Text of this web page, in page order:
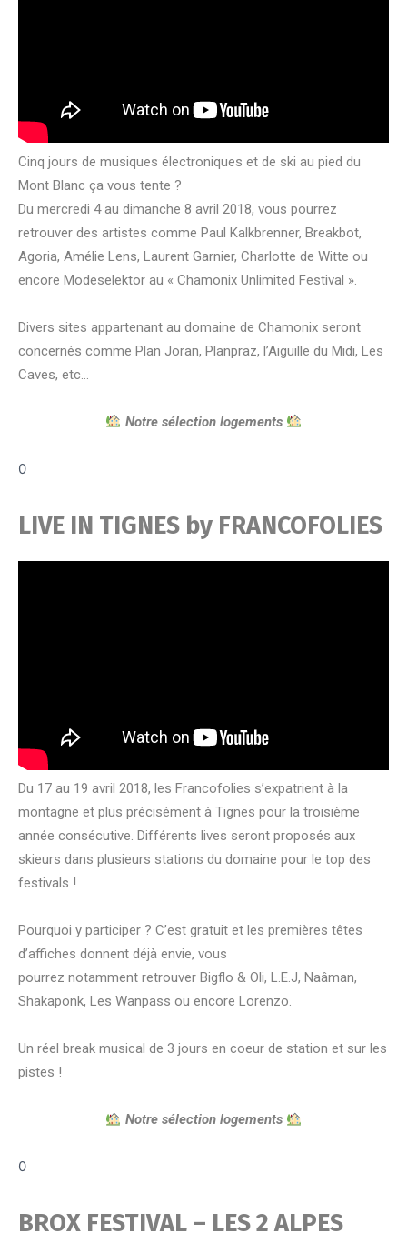
Cinq jours de musiques électroniques et de ski au pied du
Mont Blanc ça vous tente ?
Du mercredi 4 au dimanche 8 avril 2018, vous pourrez
retrouver des artistes comme Paul Kalkbrenner, Breakbot,
Agoria, Amélie Lens, Laurent Garnier, Charlotte de Witte ou
encore Modeselektor au « Chamonix Unlimited Festival ».
Divers sites appartenant au domaine de Chamonix seront
concernés comme Plan Joran, Planpraz, l’Aiguille du Midi, Les
Caves, etc…
Notre sélection logements
0
LIVE IN TIGNES by FRANCOFOLIES
Du 17 au 19 avril 2018, les Francofolies s’expatrient à la
montagne et plus précisément à Tignes pour la troisième
année consécutive. Différents lives seront proposés aux
skieurs dans plusieurs stations du domaine pour le top des
festivals !
Pourquoi y participer ? C’est gratuit et les premières têtes
d’affiches donnent déjà envie, vous
pourrez notamment retrouver Bigflo & Oli, L.E.J, Naâman,
Shakaponk, Les Wanpass ou encore Lorenzo.
Un réel break musical de 3 jours en coeur de station et sur les
pistes !
Notre sélection logements
0
BROX FESTIVAL – LES 2 ALPES